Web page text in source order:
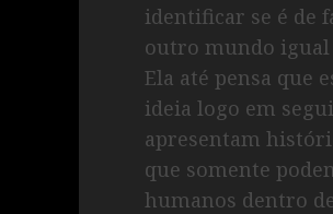
identificar se é de
outro mundo igual
Ela até pensa que
ideia logo em
apresentam
que somente
humanos dentro